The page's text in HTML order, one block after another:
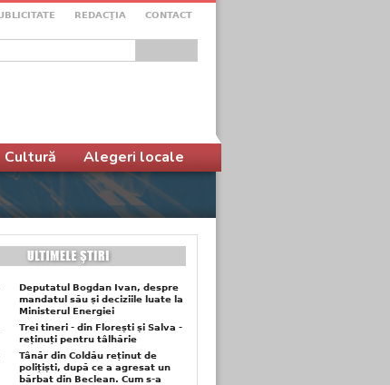
REDACŢIA CONTACT
de căutare
Cultură Alegeri locale
Deputatul Bogdan Ivan, despre
mandatul său și deciziile luate la
Ministerul Energiei
Trei tineri - din Florești și Salva -
reținuți pentru tâlhărie
Tânăr din Coldău reținut de
polițiști, după ce a agresat un
bărbat din Beclean. Cum s-a